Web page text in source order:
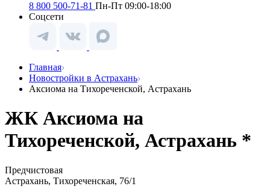
8 800 500-71-81 Пн-Пт 09:00-18:00
Соцсети
Главная
Новостройки в Астрахань
Аксиома на Тихореченской, Астрахань
ЖК Аксиома на
Тихореченской, Астрахань *
Предчистовая
Астрахань, Тихореченская, 76/1